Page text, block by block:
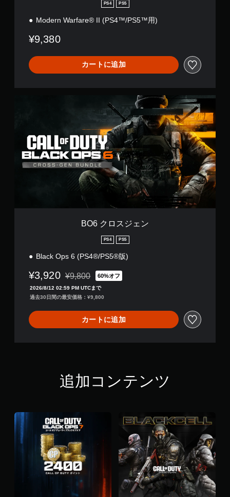
PS4 PS5
Modern Warfare® II (PS4™/PS5™用)
¥9,380
カートに追加
BO6 クロスジェン
PS4 PS5
Black Ops 6 (PS4®/PS5®版)
¥3,920 通常価格¥9,800より値引き
¥9,800 60%オフ
2026/8/12 02:59 PM UTCまで
過去30日間の最安価格：¥9,800
カートに追加
追加コンテンツ